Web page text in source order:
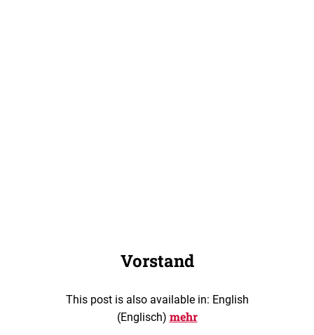
Vorstand
This post is also available in: English
(Englisch) mehr